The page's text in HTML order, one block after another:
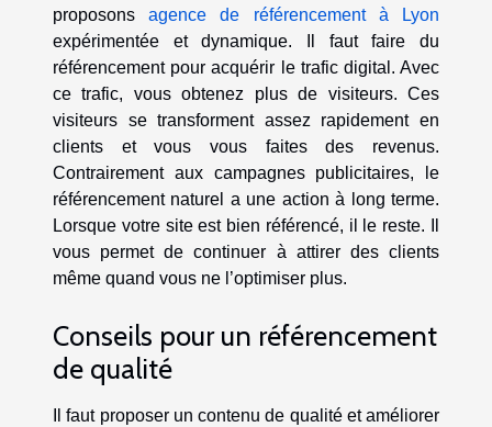
proposonsagence de référencement à Lyon
expérimentée et dynamique. Il faut faire du
référencement pour acquérir le trafic digital. Avec
ce trafic, vous obtenez plus de visiteurs. Ces
visiteurs se transforment assez rapidement en
clients et vous vous faites des revenus.
Contrairement aux campagnes publicitaires, le
référencement naturel a une action à long terme.
Lorsque votre site est bien référencé, il le reste. Il
vous permet de continuer à attirer des clients
même quand vous ne l’optimiser plus.
Conseils pour un référencement
de qualité
Il faut proposer un contenu de qualité et améliorer